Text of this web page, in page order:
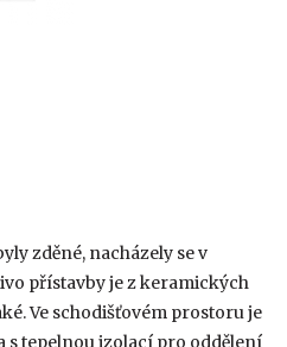
zděné, nacházely se v
přístavby je z keramických
Ve schodišťovém prostoru je
tepelnou izolací pro oddělení